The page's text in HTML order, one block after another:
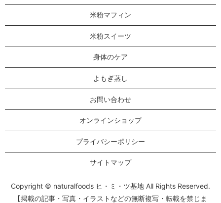
米粉マフィン
米粉スイーツ
身体のケア
よもぎ蒸し
お問い合わせ
オンラインショップ
プライバシーポリシー
サイトマップ
Copyright © naturalfoods ヒ・ミ・ツ基地 All Rights Reserved.
【掲載の記事・写真・イラストなどの無断複写・転載を禁じま